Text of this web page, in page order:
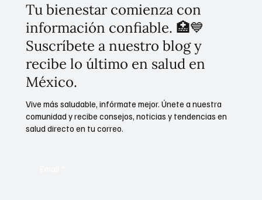
Tu bienestar comienza con
información confiable. 🏥💙
Suscríbete a nuestro blog y
recibe lo último en salud en
México.
Vive más saludable, infórmate mejor. Únete a nuestra
comunidad y recibe consejos, noticias y tendencias en
salud directo en tu correo.